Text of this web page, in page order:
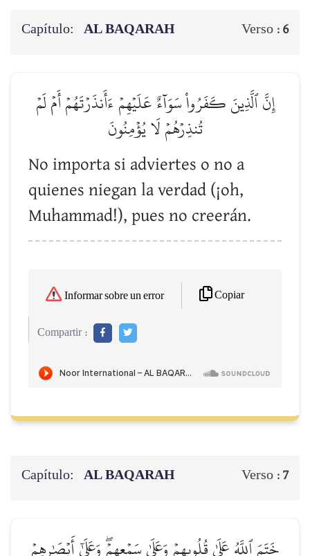
Capítulo: AL BAQARAH Verso : 6
إِنَّ ٱلَّذِينَ كَفَرُواْ سَوَآءٌ عَلَيۡهِمۡ ءَأَنذَرۡتَهُمۡ أَمۡ لَمۡ
تُنذِرۡهُمۡ لَا يُؤۡمِنُونَ
No importa si adviertes o no a
quienes niegan la verdad (¡oh,
Muhammad!), pues no creerán.
Informar sobre un error Copiar
Compartir :
Capítulo: AL BAQARAH Verso : 7
خَتَمَ ٱللَّهُ عَلَىٰ قُلُوبِهِمۡ وَعَلَىٰ سَمۡعِهِمۡۖ وَعَلَىٰٓ أَبۡصَٰرِهِمۡ